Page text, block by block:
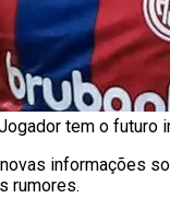
tem o futuro
informações
rumores.